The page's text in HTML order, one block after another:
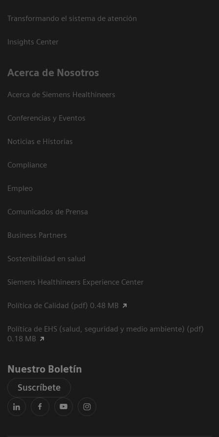
Transformando el sistema de atención
Insights Center
Acerca de Nosotros
Acerca de Siemens Healthineers
Conferencias y Eventos
Noticias e Historias
Compliance
Empleo
Comunicados de Prensa
Business Partners
Sostenibilidad en salud
Siemens Healthineers Experience Center
Política de Calidad (pdf) 0.48 MB
Política de EHS (salud, seguridad y medio ambiente) (pdf)
0.18 MB
Nuestro Boletín
Suscríbete